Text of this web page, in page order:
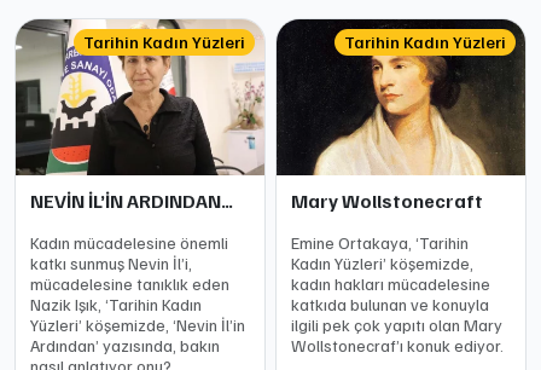
Tarihin Kadın Yüzleri
NEVİN İL’İN ARDINDAN…
Kadın mücadelesine önemli
katkı sunmuş Nevin İl’i,
mücadelesine tanıklık eden
Nazik Işık, ‘Tarihin Kadın
Yüzleri’ köşemizde, ‘Nevin İl’in
Ardından’ yazısında, bakın
nasıl anlatıyor onu?
Tarihin Kadın Yüzleri
Mary Wollstonecraft
Emine Ortakaya, ‘Tarihin
Kadın Yüzleri’ köşemizde,
kadın hakları mücadelesine
katkıda bulunan ve konuyla
ilgili pek çok yapıtı olan Mary
Wollstonecraf’ı konuk ediyor.